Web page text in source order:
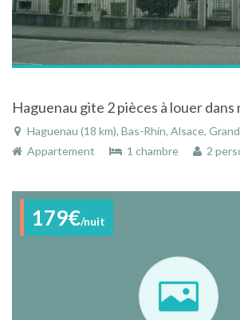
Haguenau (18 km), Bas-Rhin, Alsace,
Appartement
1 chambre 2
179€/nuit